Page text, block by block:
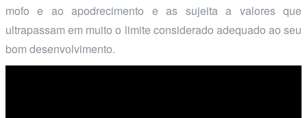
mofo e ao apodrecimento e as sujeita a valores que
ultrapassam em muito o limite considerado adequado ao seu
bom desenvolvimento.